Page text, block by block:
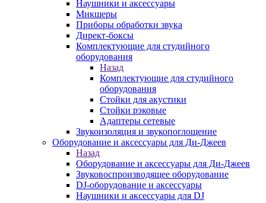
Наушники и аксессуары
Микшеры
Приборы обработки звука
Директ-боксы
Комплектующие для студийного
оборудования
Назад
Комплектующие для студийного
оборудования
Стойки для акустики
Стойки рэковые
Адаптеры сетевые
Звукоизоляция и звукопоглощение
Оборудование и аксессуары для Ди-Джеев
Назад
Оборудование и аксессуары для Ди-Джеев
Звуковоспроизводящее оборудование
DJ-оборудование и аксессуары
Наушники и аксессуары для DJ